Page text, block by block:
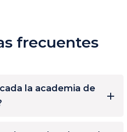
frecuentes
la academia de